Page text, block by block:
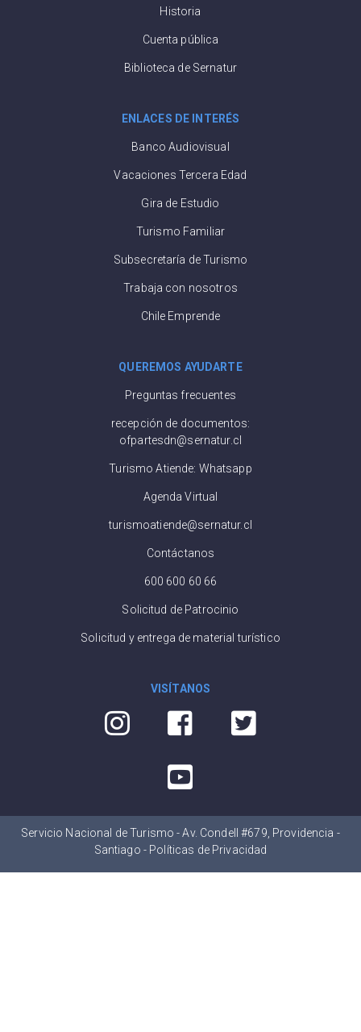
Historia
Cuenta pública
Biblioteca de Sernatur
ENLACES DE INTERÉS
Banco Audiovisual
Vacaciones Tercera Edad
Gira de Estudio
Turismo Familiar
Subsecretaría de Turismo
Trabaja con nosotros
Chile Emprende
QUEREMOS AYUDARTE
Preguntas frecuentes
recepción de documentos:
ofpartesdn@sernatur.cl
Turismo Atiende: Whatsapp
Agenda Virtual
turismoatiende@sernatur.cl
Contáctanos
600 600 60 66
Solicitud de Patrocinio
Solicitud y entrega de material turístico
VISÍTANOS
Servicio Nacional de Turismo - Av. Condell #679, Providencia -
Santiago - Políticas de Privacidad